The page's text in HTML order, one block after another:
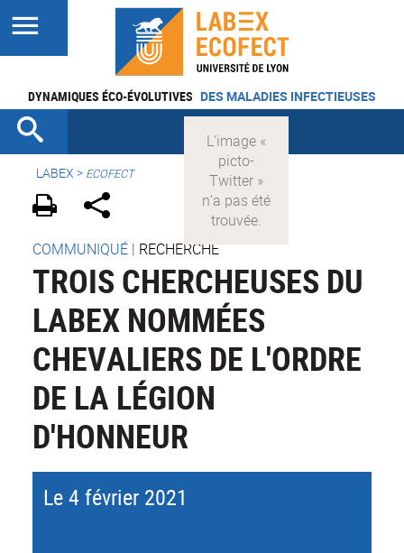
DYNAMIQUES ÉCO-ÉVOLUTIVES DES MALADIES INFECTIEUSES
LABEX > ECOFECT
COMMUNIQUÉ | RECHERCHE
TROIS CHERCHEUSES DU
LABEX NOMMÉES
CHEVALIERS DE L'ORDRE
DE LA LÉGION
D'HONNEUR
Le 4 février 2021